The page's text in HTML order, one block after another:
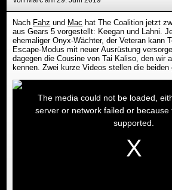
Nach Fahz und Mac hat The Coalition jetzt
aus Gears 5 vorgestellt: Keegan und Lahni.
ehemaliger Onyx-Wächter, der Veteran kann
Escape-Modus mit neuer Ausrüstung
dagegen die Cousine von Tai Kaliso, den wir
kennen. Zwei kurze Videos stellen die beiden
This
is
The media could not be loaded,
server or network failed or because
supported.